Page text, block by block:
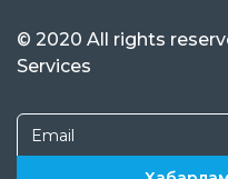
© 2020 All rights
Services